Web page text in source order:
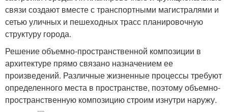
связи создают вместе с транспортными магистралями и
сетью уличных и пешеходных трасс планировочную
структуру города.
Решение объемно-пространственной композиции в
архитектуре прямо связано назначением ее
произведений. Различные жизненные процессы требуют
определенного места в пространстве, поэтому объемно-
пространственную композицию строим изнутри наружу.